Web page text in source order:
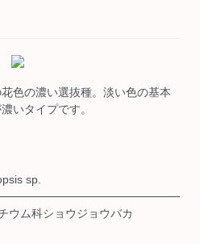
色の濃い選抜種。淡い色の基本
いタイプです。
sp.
ウム科ショウジョウバカ